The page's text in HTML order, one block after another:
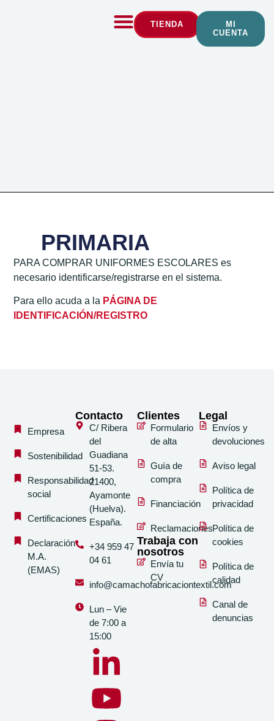
TIENDA
MI
CUENTA
PRIMARIA
PARA COMPRAR UNIFORMES ESCOLARES es
necesario identificarse/registrarse en el sistema.
Para ello acuda a la PÁGINA DE
IDENTIFICACIÓN/REGISTRO
Empresa
Sostenibilidad
Responsabilidad
social
Certificaciones
Declaración
M.A.
(EMAS)
Contacto
C/ Ribera
del
Guadiana
51-53.
21400,
Ayamonte
(Huelva).
España.
+34 959 47
04 61
info@camachofabricaciontextil.com
Lun – Vie
de 7:00 a
15:00
Clientes
Formulario
de alta
Guía de
compra
Financiación
Reclamaciones
Trabaja con
nosotros
Envía tu
CV
Legal
Envíos y
devoluciones
Aviso legal
Política de
privacidad
Política de
cookies
Política de
calidad
Canal de
denuncias